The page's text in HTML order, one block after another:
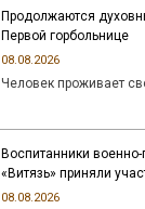
Продолжаются
Первой горбольнице
08.08.2026
Человек проживает
Воспитанники военно-
«Витязь» приняли
08.08.2026